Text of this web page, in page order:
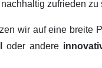
zufrieden zu
wir auf eine breite
oder andere